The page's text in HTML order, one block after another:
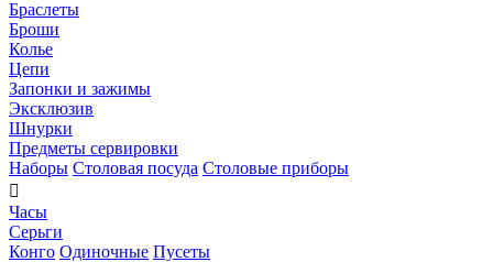
Браслеты
Броши
Колье
Цепи
Запонки и зажимы
Эксклюзив
Шнурки
Предметы сервировки
Наборы Столовая посуда Столовые приборы

Часы
Серьги
Конго Одиночные Пусеты